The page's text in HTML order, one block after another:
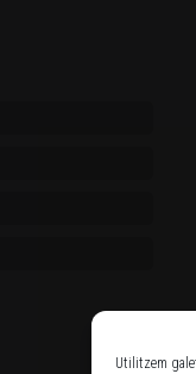
Utilitzem